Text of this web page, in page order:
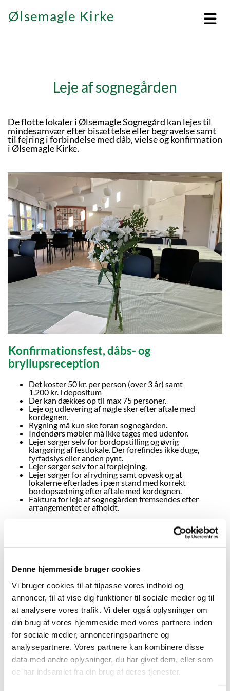
Denne hjemmeside bruger cookies
Vi bruger cookies til at tilpasse vores indhold og
annoncer, til at vise dig funktioner til sociale medier og til
at analysere vores trafik. Vi deler også oplysninger om
din brug af vores hjemmeside med vores partnere inden
for sociale medier, annonceringspartnere og
analysepartnere. Vores partnere kan kombinere disse
data med andre oplysninger, du har givet dem, eller som
de har indsamlet fra din brug af deres tjenester.
Ølsemagle Kirke
Leje af sognegården
De flotte lokaler i Ølsemagle Sognegård kan lejes til
mindesamvær efter bisættelse eller begravelse samt
til fejring i forbindelse med dåb, vielse og konfirmation
i Ølsemagle Kirke.
Konfirmationsfest, dåbs- og
bryllupsreception
Det koster 50 kr. per person (over 3 år) samt
1.200 kr. i depositum
Der kan dækkes op til max 75 personer.
Leje og udlevering af nøgle sker efter aftale med
kordegnen.
Rygning må kun ske foran sognegården.
Indendørs møbler må ikke tages med udenfor.
Lejer sørger selv for bordopstilling og øvrig
klargøring af festlokale. Der forefindes ikke duge,
fyrfadslys eller anden pynt.
Lejer sørger selv for al forplejning.
Lejer sørger for afrydning samt opvask og at
lokalerne efterlades i pæn stand med korrekt
bordopsætning efter aftale med kordegnen.
Faktura for leje af sognegården fremsendes efter
arrangementet er afholdt.